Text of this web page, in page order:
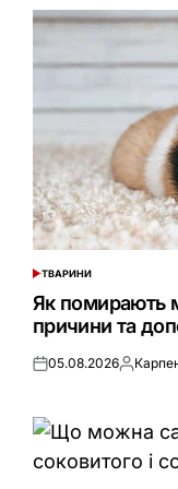
ОПУБЛІКУВАТИ
У
ТВАРИНИ
Як помирають
причини та
Оприлюднено
05.08.2026